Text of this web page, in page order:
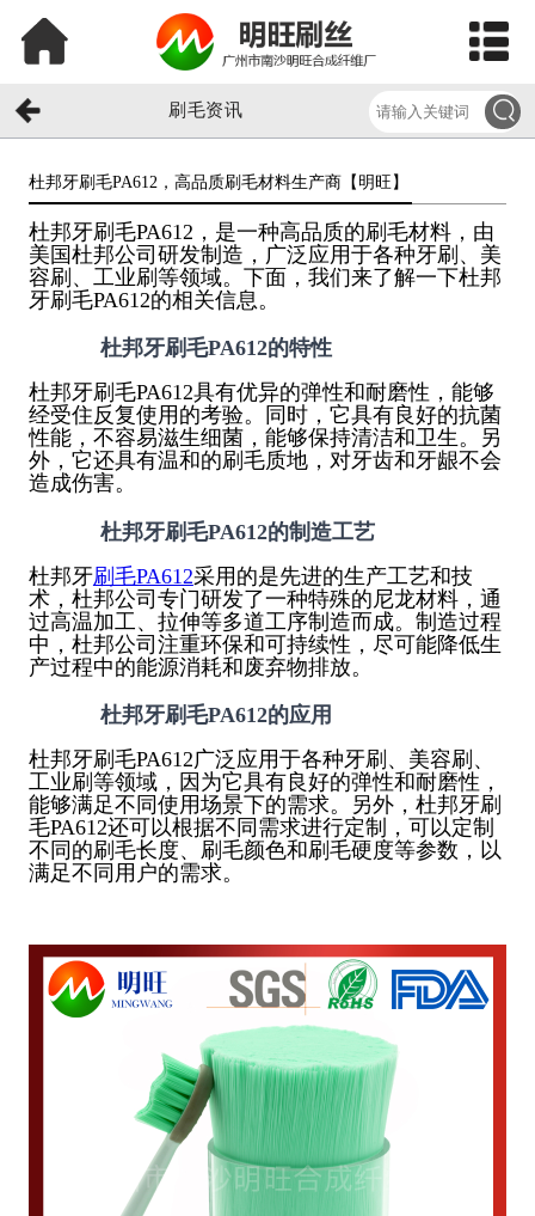
刷毛资讯
杜邦牙刷毛PA612，高品质刷毛材料生产商【明旺】​
杜邦牙刷毛PA612，是一种高品质的刷毛材料，由
美国杜邦公司研发制造，广泛应用于各种牙刷、美
容刷、工业刷等领域。下面，我们来了解一下杜邦
牙刷毛PA612的相关信息。
杜邦牙刷毛PA612的特性
杜邦牙刷毛PA612具有优异的弹性和耐磨性，能够
经受住反复使用的考验。同时，它具有良好的抗菌
性能，不容易滋生细菌，能够保持清洁和卫生。另
外，它还具有温和的刷毛质地，对牙齿和牙龈不会
造成伤害。
杜邦牙刷毛PA612的制造工艺
杜邦牙刷毛PA612采用的是先进的生产工艺和技
术，杜邦公司专门研发了一种特殊的尼龙材料，通
过高温加工、拉伸等多道工序制造而成。制造过程
中，杜邦公司注重环保和可持续性，尽可能降低生
产过程中的能源消耗和废弃物排放。
杜邦牙刷毛PA612的应用
杜邦牙刷毛PA612广泛应用于各种牙刷、美容刷、
工业刷等领域，因为它具有良好的弹性和耐磨性，
能够满足不同使用场景下的需求。另外，杜邦牙刷
毛PA612还可以根据不同需求进行定制，可以定制
不同的刷毛长度、刷毛颜色和刷毛硬度等参数，以
满足不同用户的需求。